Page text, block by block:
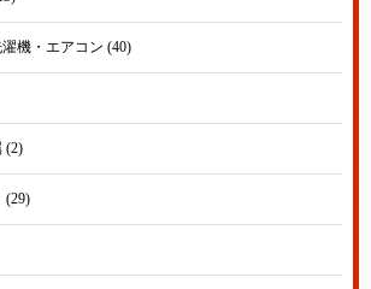
機・エアコン (40)
(2)
(29)